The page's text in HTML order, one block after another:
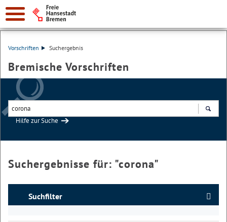
Vorschriften Suchergebnis
Bremische Vorschriften
Hilfe zur Suche
Suchergebnisse für: "corona"
Suchfilter